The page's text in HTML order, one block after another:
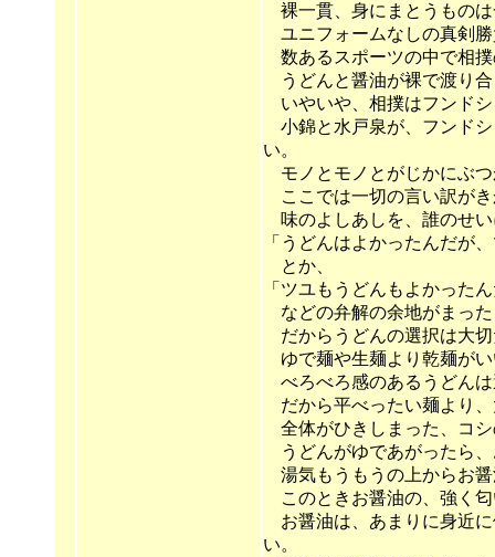
裸一貫、身にまとうものは
ユニフォームなしの真剣勝
数あるスポーツの中で相
うどんと醤油が裸で渡り合
いやいや、相撲はフンドシ
小錦と水戸泉が、フンドシ
い。
モノとモノとがじかにぶつ
ここでは一切の言い訳がき
味のよしあしを、誰のせ
「うどんはよかったんだが
とか、
「ツユもうどんもよかった
などの弁解の余地がまった
だからうどんの選択は大切
ゆで麺や生麺より乾麺がい
べろべろ感のあるうどんは
だから平べったい麺より
全体がひきしまった、コ
うどんがゆであがったら
湯気もうもうの上からお
このときお醤油の、強く
お醤油は、あまりに身近に
い。